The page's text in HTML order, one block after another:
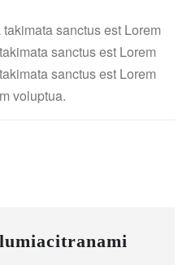
sanctus est Lorem
sanctus est Lorem
sanctus est Lorem
voluptua.
lumiacitranami